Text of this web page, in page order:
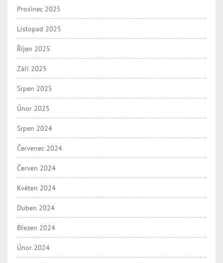
Prosinec 2025
Listopad 2025
Říjen 2025
Září 2025
Srpen 2025
Únor 2025
Srpen 2024
Červenec 2024
Červen 2024
Květen 2024
Duben 2024
Březen 2024
Únor 2024